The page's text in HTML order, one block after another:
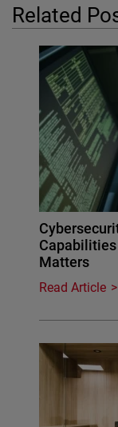
Related
Capabilities
Matters
Read Article